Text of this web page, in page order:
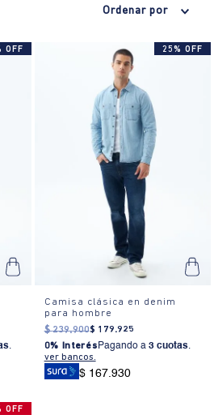
Ordenar por
OFF
.
25% OFF
Camisa clásica en denim
para hombre
$ 239.900$ 179.925
0% Interés Pagando a 3 cuotas.
ver bancos.
$ 167.930
OFF